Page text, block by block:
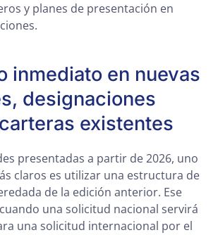
y planes de presentación en
inmediato en nuevas
designaciones
existentes
presentadas a partir de 2026, uno
claros es utilizar una estructura de
de la edición anterior. Ese
una solicitud nacional servirá
una solicitud internacional por el